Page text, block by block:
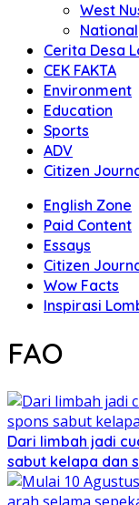
West
National
Cerita Desa
CEK FAKTA
Environment
Education
Sports
ADV
Citizen
English Zone
Paid Content
Essays
Citizen
Wow Facts
Inspirasi
FAO
Dari limbah jadi
sabut kelapa dan